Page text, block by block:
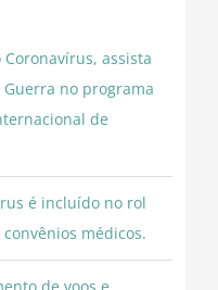
assista
no programa
de
é incluído no rol
médicos.